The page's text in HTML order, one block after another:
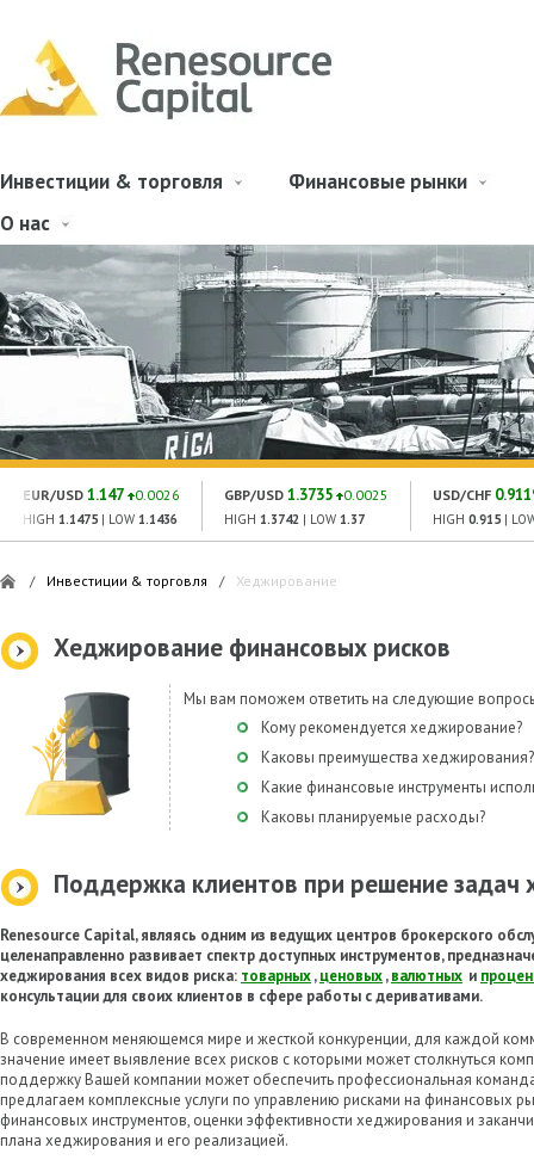
Инвестиции & торговля Финансовые рынки
О нас
EUR/USD 1.147 0.0026
HIGH 1.1475 | LOW 1.1436
GBP/USD 1.3735 0.0025
HIGH 1.3742 | LOW 1.37
USD/CHF
HIGH 0.915 |
/ Инвестиции & торговля / Хеджирование
Хеджирование финансовых рисков
Мы вам поможем ответить на следующие
Кому рекомендуется хеджирование?
Каковы преимущества хеджирования?
Какие финансовые инструменты
Каковы планируемые расходы?
Поддержка клиентов при решение задач
Renesource Capital, являясь одним из ведущих центров брокерского
целенаправленно развивает спектр доступных инструментов,
хеджирования всех видов риска: товарных,ценовых,валютных и
консультации для своих клиентов в сфере работы с деривативами.
В современном меняющемся мире и жесткой конкуренции, для каждой
значение имеет выявление всех рисков с которыми может столкнуться
поддержку Вашей компании может обеспечить профессиональная
предлагаем комплексные услуги по управлению рисками на финансовых
финансовых инструментов, оценки эффективности хеджирования и
плана хеджирования и его реализацией.